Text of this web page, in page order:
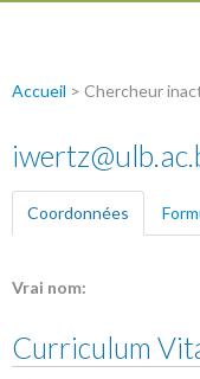
Accueil > Chercheur
Coordonnées (onglet
Vrai nom:
Curriculum